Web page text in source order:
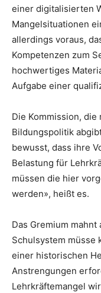
einer digitalisierten
Mangelsituationen
allerdings voraus,
Kompetenzen zum
hochwertiges
Aufgabe einer
Die Kommission,
Bildungspolitik
bewusst, dass ihre
Belastung für
müssen die hier
werden», heißt es.
Das Gremium
Schulsystem müsse
einer historischen
Anstrengungen
Lehrkräftemangel